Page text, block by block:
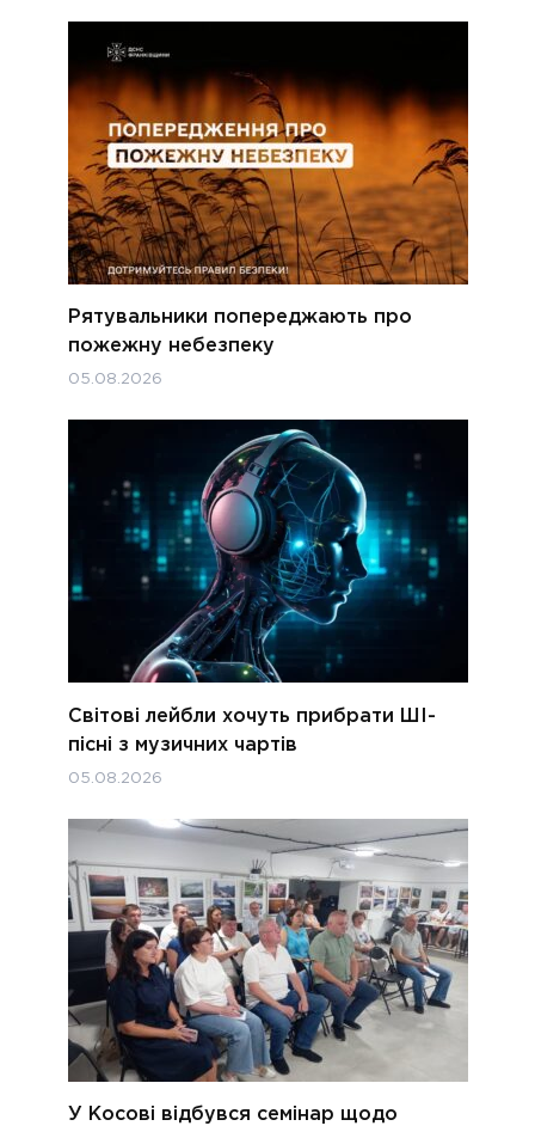
Рятувальники попереджають про
пожежну небезпеку
05.08.2026
Світові лейбли хочуть прибрати ШІ-
пісні з музичних чартів
05.08.2026
У Косові відбувся семінар щодо